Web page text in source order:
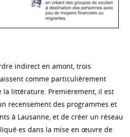
indirect en amont, trois
comme particulièrement
la littérature. Premièrement, il est
recensement des programmes et
à Lausanne, et de créer un réseau
dans la mise en œuvre de